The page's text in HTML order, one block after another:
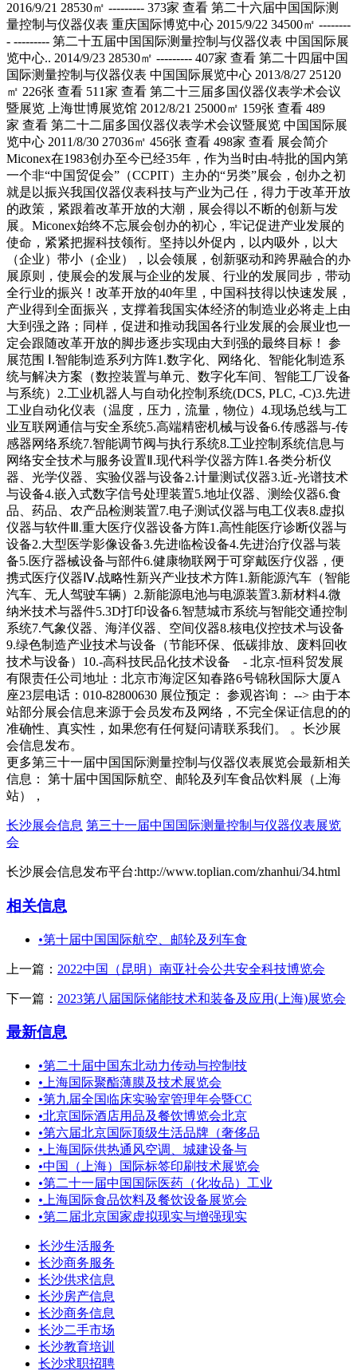
更多第三十一届中国国际测量控制与仪器仪表展览会最新相关
信息： 第十届中国国际航空、邮轮及列车食品饮料展（上海
站），
长沙展会信息 第三十一届中国国际测量控制与仪器仪表展览
会
长沙展会信息发布平台:http://www.toplian.com/zhanhui/34.html
相关信息
•第十届中国国际航空、邮轮及列车食
上一篇： 2022中国（昆明）南亚社会公共安全科技博览会
下一篇： 2023第八届国际储能技术和装备及应用(上海)展览会
最新信息
•第二十届中国东北动力传动与控制技
• 上海国际聚酯薄膜及技术展览会
•第九届全国临床实验室管理年会暨CC
•北京国际酒店用品及餐饮博览会北京
•第六届北京国际顶级生活品牌（奢侈品
• 上海国际供热通风空调、城建设备与
•中国（上海）国际标签印刷技术展览会
•第二十一届中国国际医药（化妆品）工业
• 上海国际食品饮料及餐饮设备展览会
•第二届北京国家虚拟现实与增强现实
长沙生活服务
长沙商务服务
长沙供求信息
长沙房产信息
长沙商务信息
长沙二手市场
长沙教育培训
长沙求职招聘